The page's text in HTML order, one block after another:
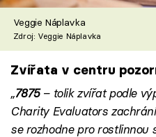
Veggie Náplavka
Zdroj: Veggie Náplavka
Zvířata v centru
„7875– tolik zvířat podle
Charity Evaluators
se rozhodne pro rostlinnou